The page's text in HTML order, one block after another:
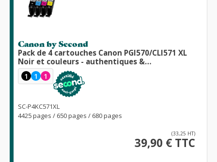
Canon by Second
Pack de 4 cartouches Canon PGI570/CLI571 XL
Noir et couleurs - authentiques &
reconditionnées
1 1 1
SC-P4KC571XL
4425 pages / 650 pages / 680 pages
(33,25 HT)
39,90 € TTC